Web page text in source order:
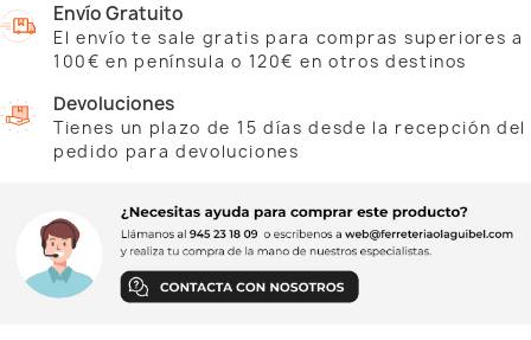
Envío Gratuito
El envío te sale gratis para compras superiores a
100€ en península o 120€ en otros destinos
Devoluciones
Tienes un plazo de 15 días desde la recepción del
pedido para devoluciones